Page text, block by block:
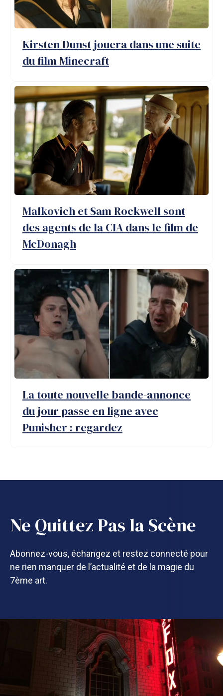
Kirsten Dunst jouera dans une suite
du film Minecraft
Malkovich et Sam Rockwell sont
des agents de la CIA dans le film de
McDonagh
La toute nouvelle bande-annonce
du jour passe en ligne avec
Punisher : regardez
Ne Quittez Pas la Scène
Abonnez-vous, échangez et restez connecté pour
ne rien manquer de l’actualité et de la magie du
7ème art.